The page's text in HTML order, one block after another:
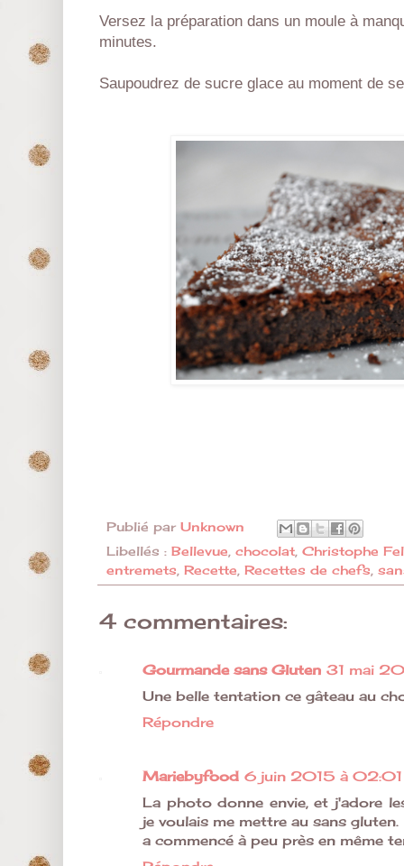
Versez la préparation dans un moule à
minutes.
Saupoudrez de sucre glace au moment de
Publié par Unknown
Libellés : Bellevue, chocolat, Christophe
entremets, Recette, Recettes de chefs,
4 commentaires:
Gourmande sans Gluten 31 mai
Une belle tentation ce gâteau au
Répondre
Mariebyfood 6 juin 2015 à 02:01
La photo donne envie, et j'adore
je voulais me mettre au sans
a commencé à peu près en même